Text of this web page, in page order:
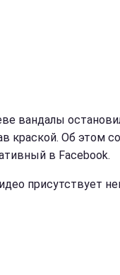
вандалы
краской. Об этом
в Facebook.
присутствует